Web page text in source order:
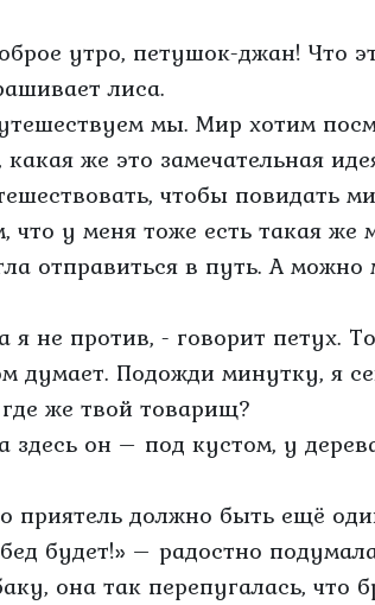
утро, петушок-джан! Что
лиса.
мы. Мир хотим
же это замечательная
чтобы повидать
что у меня тоже есть такая же
отправиться в путь. А можно
я не против, - говорит петух.
думает. Подожди минутку, я
же твой товарищ?
здесь он – под кустом, у
приятель должно быть ещё
будет!» – радостно
она так перепугалась, что